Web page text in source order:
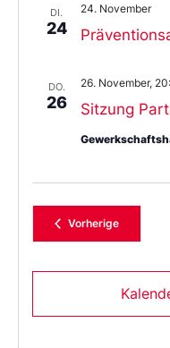
DI.
24
24. November
DO.
26 Sitzung
26. November,
Vorherige